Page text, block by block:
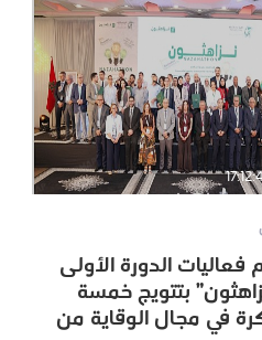
فعاليات الدورة الأولى
بتتويج خمسة
في مجال الوقاية من
فعاليات الدورة الأولى
بتتويج خمسة
في مجال الوقاية من